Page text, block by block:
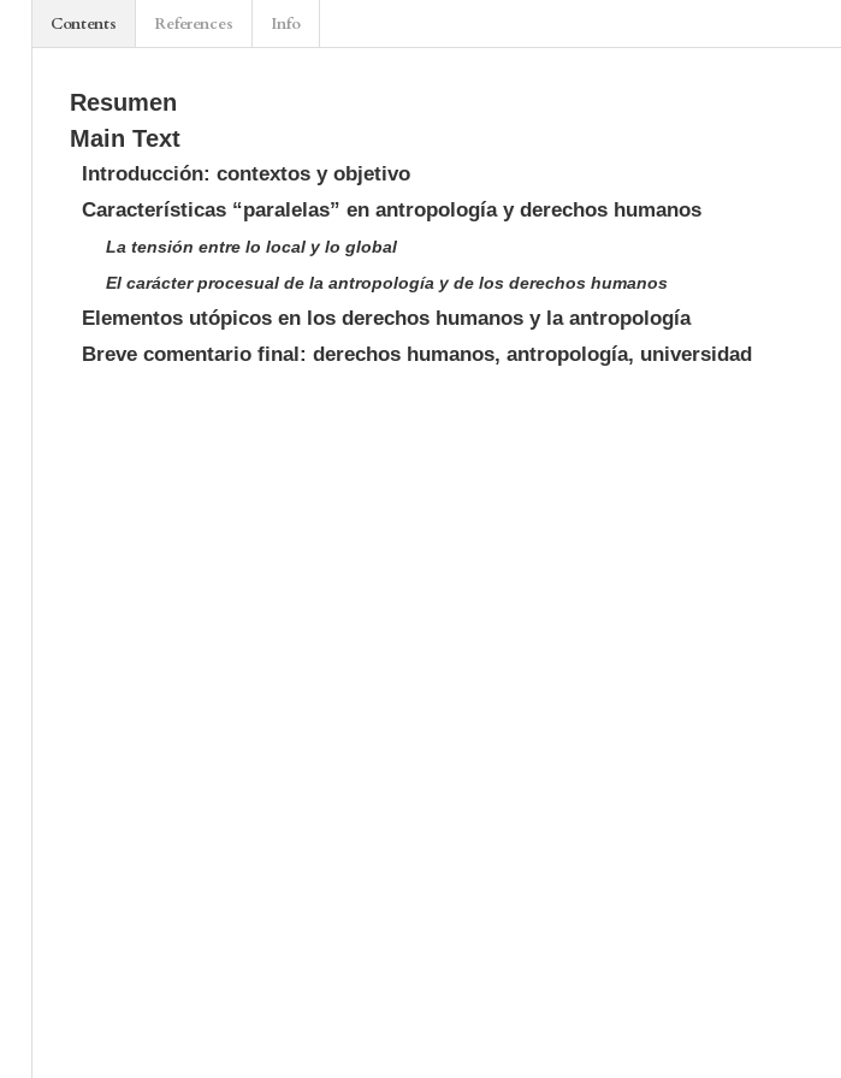
Resumen
Main Text
Introducción: contextos y objetivo
Características “paralelas” en antropología y derechos humanos
La tensión entre lo local y lo global
El carácter procesual de la antropología y de los derechos humanos
Elementos utópicos en los derechos humanos y la antropología
Breve comentario final: derechos humanos, antropología, universidad
Contents References Info